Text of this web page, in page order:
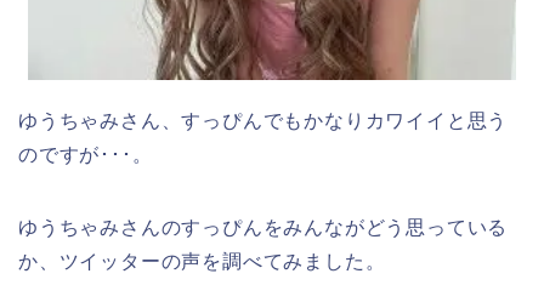
ゆうちゃみさん、すっぴんでもかなりカワイイと思う
のですが･･･。
ゆうちゃみさんのすっぴんをみんながどう思っている
か、ツイッターの声を調べてみました。